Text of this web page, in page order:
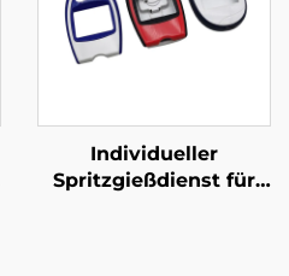
Individueller
Spritzgießdienst für